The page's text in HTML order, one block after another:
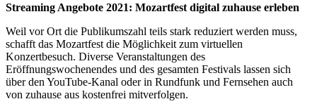
Streaming Angebote 2021: Mozartfest digital zuhause erleben
Weil vor Ort die Publikumszahl teils stark reduziert werden muss,
schafft das Mozartfest die Möglichkeit zum virtuellen
Konzertbesuch. Diverse Veranstaltungen des
Eröffnungswochenendes und des gesamten Festivals lassen sich
über den YouTube-Kanal oder in Rundfunk und Fernsehen auch
von zuhause aus kostenfrei mitverfolgen.